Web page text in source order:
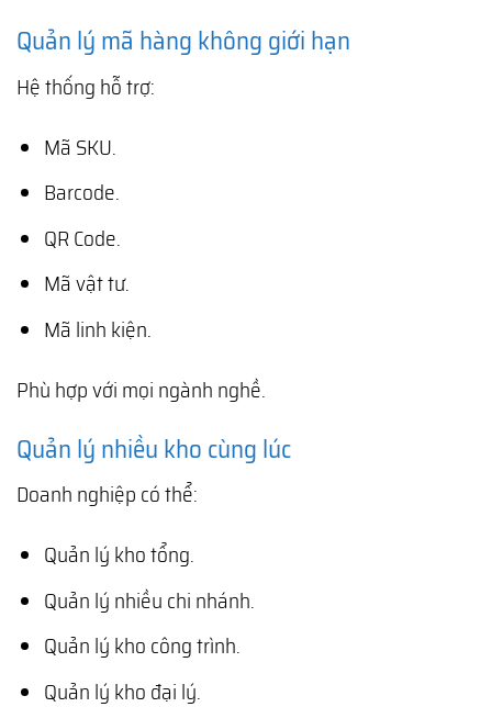
Quản lý mã hàng không giới hạn
Hệ thống hỗ trợ:
Mã SKU.
Barcode.
QR Code.
Mã vật tư.
Mã linh kiện.
Phù hợp với mọi ngành nghề.
Quản lý nhiều kho cùng lúc
Doanh nghiệp có thể:
Quản lý kho tổng.
Quản lý nhiều chi nhánh.
Quản lý kho công trình.
Quản lý kho đại lý.